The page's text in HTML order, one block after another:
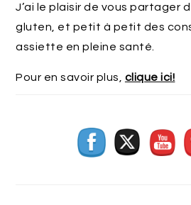
J’ai le plaisir de vous partager
gluten, et petit à petit des
assiette en pleine santé.
Pour en savoir plus, clique ici!